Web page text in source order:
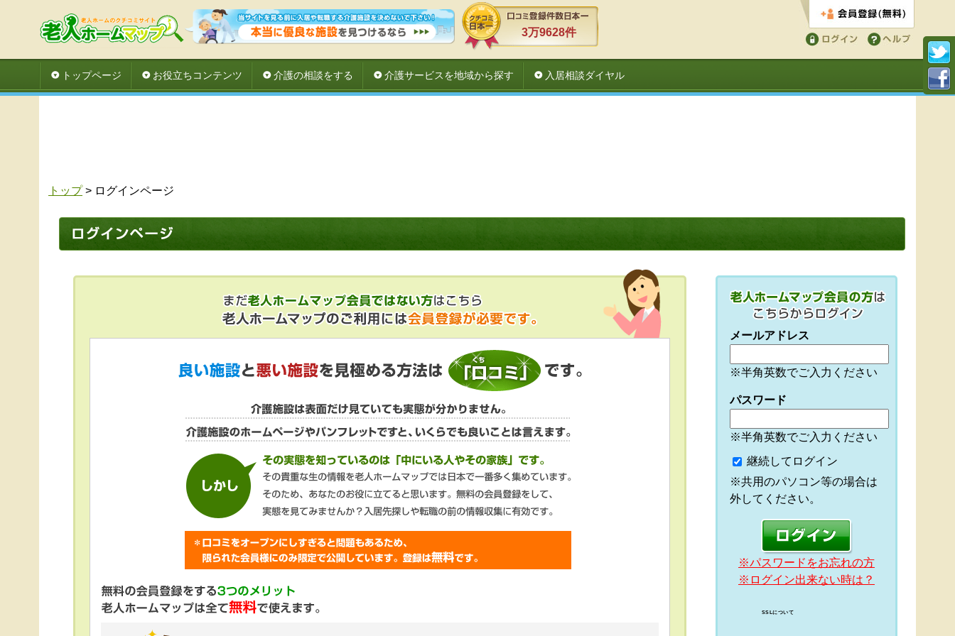
3万9628件
会員登録する
トップページ
お役立ちコンテンツ 介護の相談をする 介護サービスを地域から探す 入居相談ダイヤル
トップ> ログインページ
メールアドレス
※半角英数でご入力ください
パスワード
※半角英数でご入力ください
継続してログイン
※共用のパソコン等の場合は
外してください。
※パスワードをお忘れの方
※ログイン出来ない時は？
SSLについて